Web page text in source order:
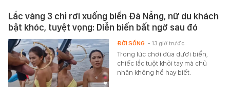
Lắc vàng 3 chỉ rơi xuống biển Đà Nẵng, nữ du khách
bật khóc, tuyệt vọng: Diễn biến bất ngờ sau đó
Trong lúc chơi đùa dưới biển,
chiếc lắc tuột khỏi tay mà chủ
nhân không hề hay biết.
ĐỜI SỐNG - 13 giờ trước